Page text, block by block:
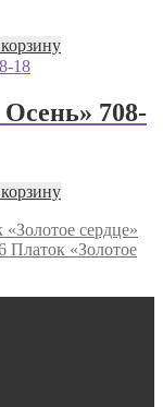
708-
₽.
«Золотое сердце»
Платок «Золотое